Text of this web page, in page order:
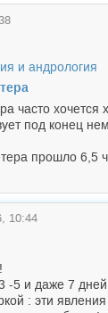
и андрология
часто
под конец
прошло 6,5
10:44
-5 и даже 7 дней
: эти